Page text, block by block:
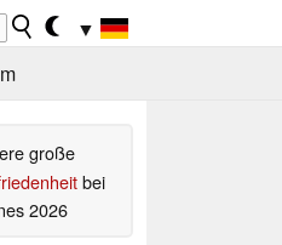
▼
große
bei
2026